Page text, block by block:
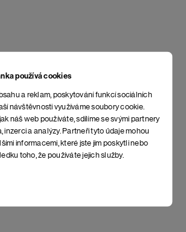
používá cookies
a reklam, poskytování funkcí sociálních
návštěvnosti využíváme soubory cookie.
náš web používáte, sdílíme se svými partnery
inzerci a analýzy. Partneři tyto údaje mohou
informacemi, které jste jim poskytli nebo
toho, že používáte jejich služby.